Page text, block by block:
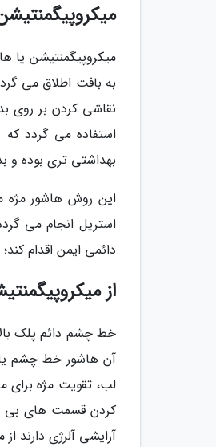
میکروپیگمنتیشن یا
به بافت اطلاق می
نقاشی کردن بر روی
استفاده می گردد
بهداشتی تری بوده و
این روش هاشور مژه
استریل انجام می
دائمی ایمن اقدام
از
خط چشم دائم پلک
آن هاشور خط چشم یا
لب، تقویت مژه
کردن قسمت های بی
آرایشی آلرژی دارند